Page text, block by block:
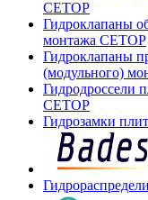
СЕТОР
Гидроклапаны
монтажа CETOP
Гидроклапаны
(модульного)
Гидродроссели
CETOP
Гидрозамки